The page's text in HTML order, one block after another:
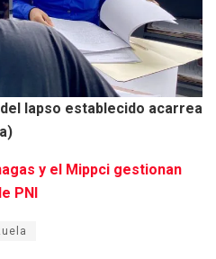
lapso establecido acarrea
y el Mippci gestionan
PNI